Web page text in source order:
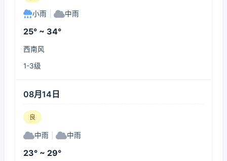
小雨 中雨
25° ~ 34°
西南风
1-3级
08月14日
良
中雨 中雨
23° ~ 29°